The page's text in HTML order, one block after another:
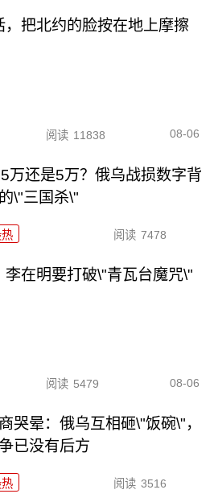
把北约的脸按在地上摩擦
阅读 11838 08-06
万还是5万？俄乌战损数字背
\"三国杀\"
阅读 7478
在明要打破\"青瓦台魔咒\"
阅读 5479 08-06
哭晕：俄乌互相砸\"饭碗\"，
已没有后方
阅读 3516